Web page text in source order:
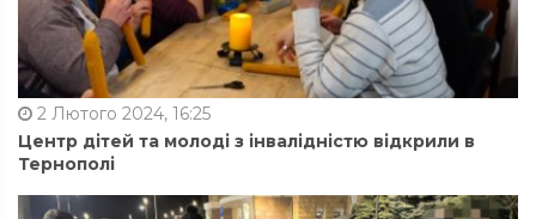
2 Лютого 2024, 16:25
Центр дітей та молоді з інвалідністю відкрили в
Тернополі